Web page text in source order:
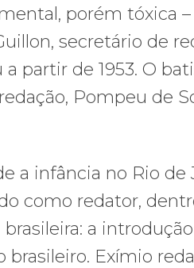
porém tóxica
secretário de
partir de 1953. O
Pompeu de
a infância no Rio
como redator,
a
Exímio